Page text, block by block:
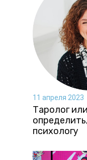
11 апреля 2023
Таролог
психологу